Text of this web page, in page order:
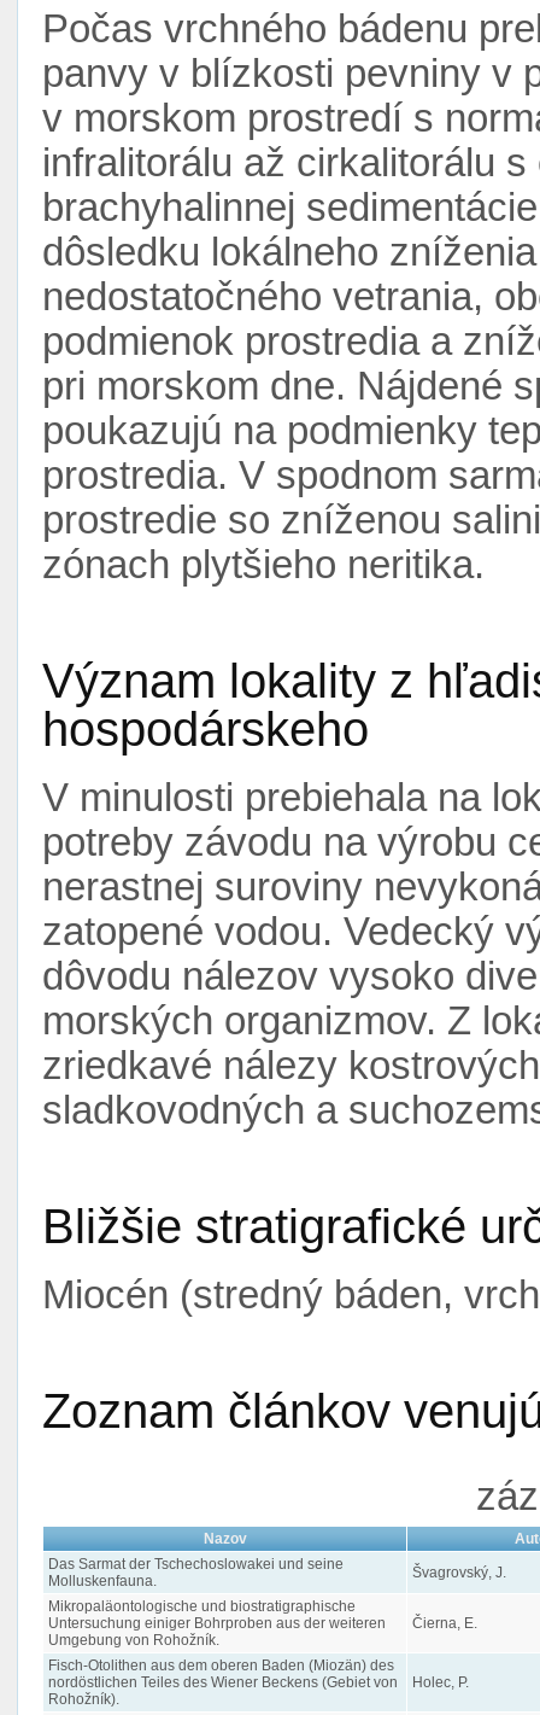
Počas vrchného bádenu
panvy v blízkosti pevniny v
v morskom prostredí s
infralitorálu až cirkalitorálu
brachyhalinnej
dôsledku lokálneho
nedostatočného vetrania,
podmienok prostredia a
pri morskom dne. Nájdené
poukazujú na podmienky
prostredia. V spodnom
prostredie so zníženou
zónach plytšieho neritika.
Význam lokality z
hospodárskeho
V minulosti prebiehala na
potreby závodu na výrobu
nerastnej suroviny
zatopené vodou. Vedecký
dôvodu nálezov vysoko
morských organizmov. Z
zriedkavé nálezy
sladkovodných a
Bližšie stratigrafické
Miocén (stredný báden,
Zoznam článkov
Nazov
Das Sarmat der Tschechoslowakei und seine
Molluskenfauna.
Švagrovský, J.
Mikropaläontologische und biostratigraphische
Untersuchung einiger Bohrproben aus der weiteren
Umgebung von Rohožník.
Čierna, E.
Fisch-Otolithen aus dem oberen Baden (Miozän) des
nordöstlichen Teiles des Wiener Beckens (Gebiet von
Rohožník).
Holec, P.